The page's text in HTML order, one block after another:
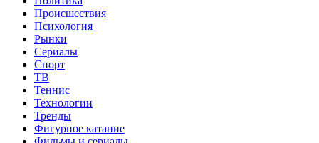
Происшествия
Психология
Рынки
Сериалы
Спорт
ТВ
Теннис
Технологии
Тренды
Фигурное катание